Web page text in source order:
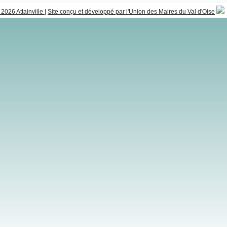
Attainville | Site conçu et développé par l'Union des Maires du Val d'Oise